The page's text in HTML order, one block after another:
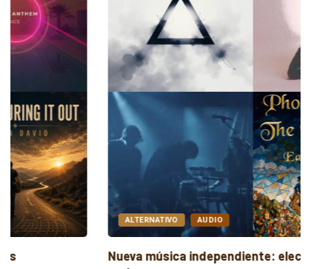
ALTERNATIVO AUDIO
Nueva música independiente: electrónica, post